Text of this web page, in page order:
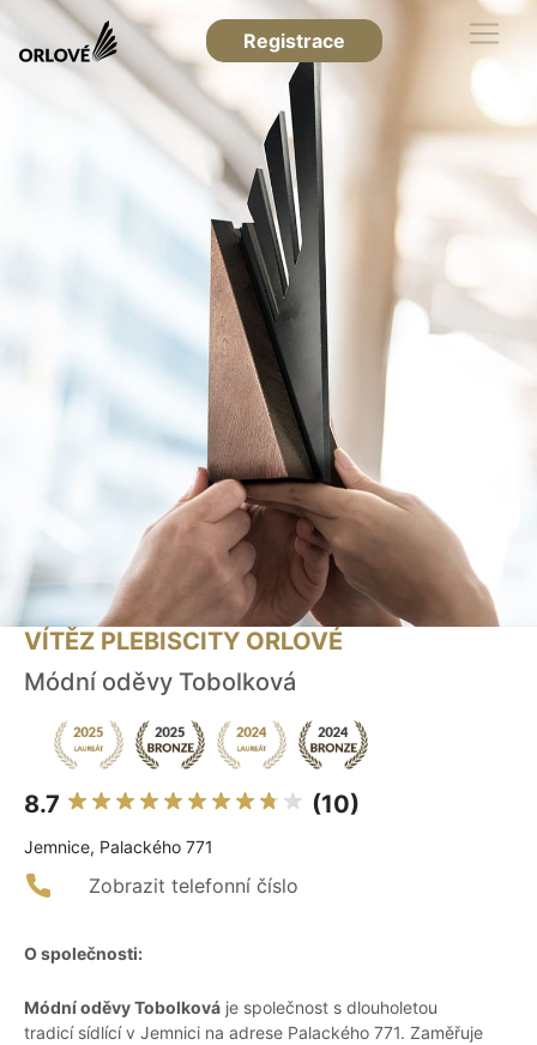
Registrace
VÍTĚZ PLEBISCITY ORLOVÉ
Módní oděvy Tobolková
8.7 (10)
Jemnice, Palackého 771
Zobrazit telefonní číslo
O společnosti:
Módní oděvy Tobolková je společnost s dlouholetou
tradicí sídlící v Jemnici na adrese Palackého 771. Zaměřuje